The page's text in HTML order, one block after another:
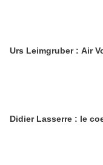
Urs Leimgruber : Air
Didier Lasserre : le